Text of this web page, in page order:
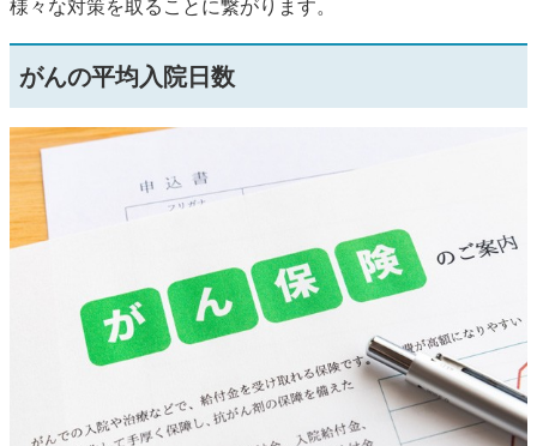
様々な対策を取ることに繋がります。
がんの平均入院日数